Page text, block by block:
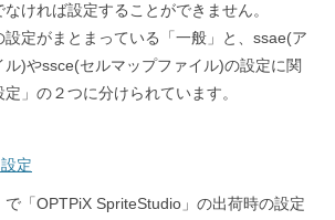
なければ設定することができません。
設定がまとまっている「一般」と、ssae(ア
ル)やssce(セルマップファイル)の設定に関
」の２つに分けられています。
定
で「OPTPiX SpriteStudio」の出荷時の設定